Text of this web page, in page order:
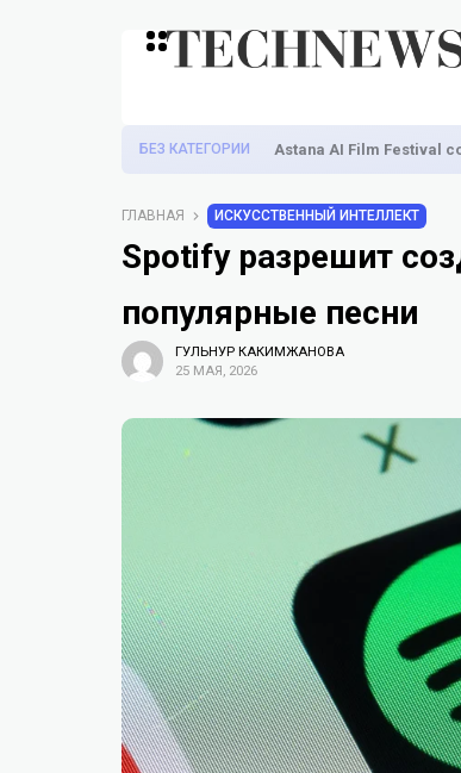
БЕЗ КАТЕГОРИИ Astana AI Film Festival
ГЛАВНАЯ ИСКУССТВЕННЫЙ ИНТЕЛЛЕКТ
Spotify разрешит
популярные песни
ГУЛЬНУР КАКИМЖАНОВА
25 МАЯ, 2026